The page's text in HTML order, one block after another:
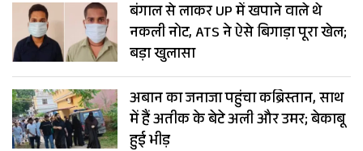
बंगाल से लाकर UP में खपाने वाले थे
नकली नोट, ATS ने ऐसे बिगाड़ा पूरा खेल;
बड़ा खुलासा
अबान का जनाजा पहुंचा कब्रिस्तान, साथ
में हैं अतीक के बेटे अली और उमर; बेकाबू
हुई भीड़